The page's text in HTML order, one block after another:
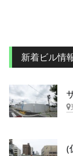
新着ビル情
(